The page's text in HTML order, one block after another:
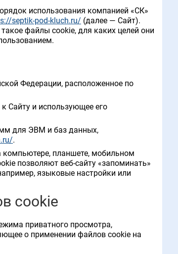
использования компанией «СК»
septik-pod-kluch.ru/ (далее — Сайт).
файлы cookie, для каких целей они
Федерации, расположенное по
Сайту и использующее его
для ЭВМ и баз данных,
.
компьютере, планшете, мобильном
позволяют веб-сайту «запоминать»
языковые настройки или
cookie
приватного просмотра,
о применении файлов cookie на